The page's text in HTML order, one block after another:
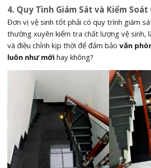
4. Quy Tình Giám Sát và Kiểm
Đơn vị vệ sinh tốt phải có quy trình giám
thường xuyên kiểm tra chất lượng vệ sinh,
và điều chỉnh kịp thời để đảm bảo văn
luôn như mới hay không?